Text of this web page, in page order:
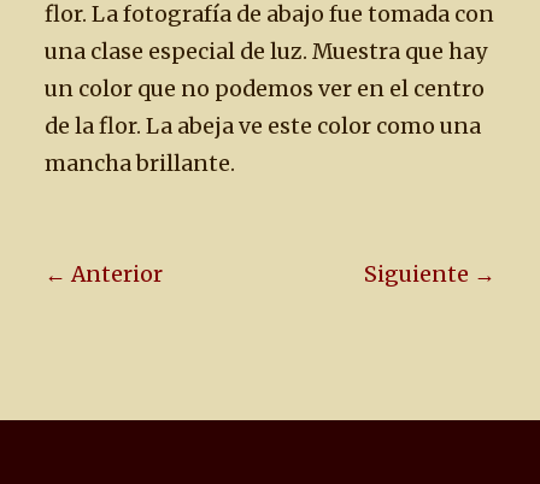
flor. La fotografía de abajo fue tomada con
una clase especial de luz. Muestra que hay
un color que no podemos ver en el centro
de la flor. La abeja ve este color como una
mancha brillante.
← Anterior Siguiente →